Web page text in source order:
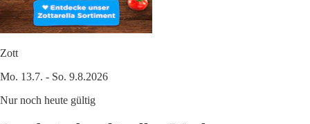
Zott
Mo. 13.7. - So. 9.8.2026
Nur noch heute gültig